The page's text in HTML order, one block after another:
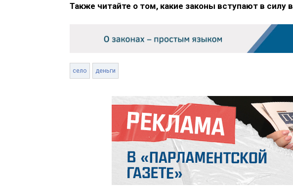
Также читайте о том, какие законы вступают в силу в
село деньги